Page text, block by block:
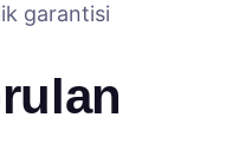
garantisi